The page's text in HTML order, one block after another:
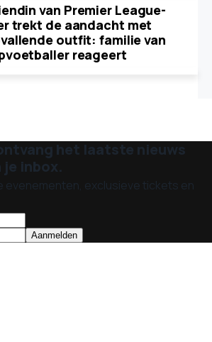
van Premier League-
trekt de aandacht met
outfit: familie van
reageert
het laatste nieuws
inbox.
evenementen, exclusieve tickets en